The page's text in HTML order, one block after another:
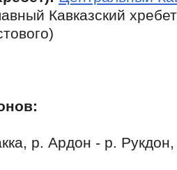
Кавказский
р. Ардон - р.